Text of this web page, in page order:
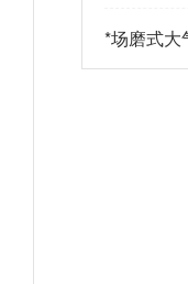
策略助您
*场磨式大
了解更多